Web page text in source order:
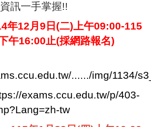
訊一手掌握!!
年12月9日(二)上午09:00-115
午16:00止(採網路報名)
....../img/1134/
exams.ccu.edu.tw/p/403-
tw